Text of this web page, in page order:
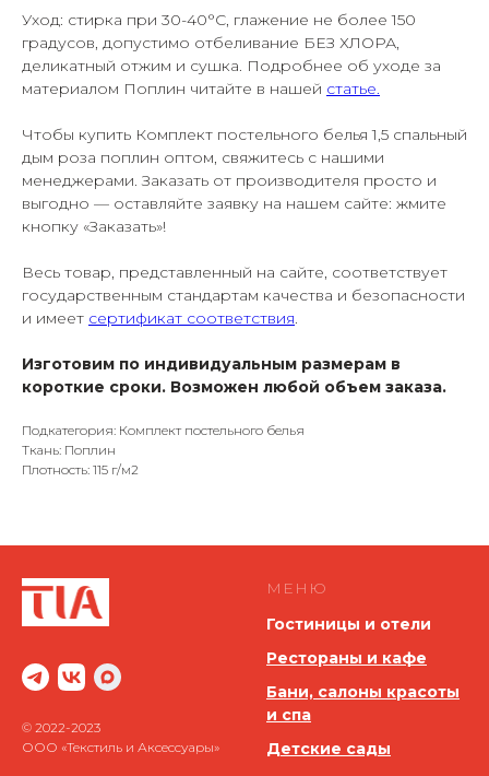
Уход: стирка при 30-40°С, глажение не более 150
градусов, допустимо отбеливание БЕЗ ХЛОРА,
деликатный отжим и сушка. Подробнее об уходе за
материалом Поплин читайте в нашей статье.
Чтобы купить Комплект постельного белья 1,5 спальный
дым роза поплин оптом, свяжитесь с нашими
менеджерами. Заказать от производителя просто и
выгодно — оставляйте заявку на нашем сайте: жмите
кнопку «Заказать»!
Весь товар, представленный на сайте, соответствует
государственным стандартам качества и безопасности
и имеет сертификат соответствия.
Изготовим по индивидуальным размерам в
короткие сроки. Возможен любой объем заказа.
Подкатегория: Комплект постельного белья
Ткань: Поплин
Плотность: 115 г/м2
© 2022-2023
ООО «Текстиль и Аксессуары»
МЕНЮ
Гостиницы и отели
Рестораны и кафе
Бани, салоны красоты
и спа
Детские сады